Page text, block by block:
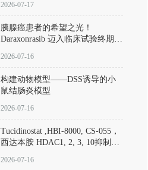
2026-07-17
胰腺癌患者的希望之光！
Daraxonrasib 迈入临床试验终期阶
2026-07-16
构建动物模型——DSS诱导的小
鼠结肠炎模型
2026-07-16
Tucidinostat ,HBI-8000, CS-055，
西达本胺 HDAC1, 2, 3, 10抑制剂
D808567) - DKM活性分子
2026-07-16